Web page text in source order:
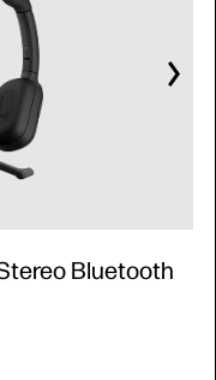
Bluetooth